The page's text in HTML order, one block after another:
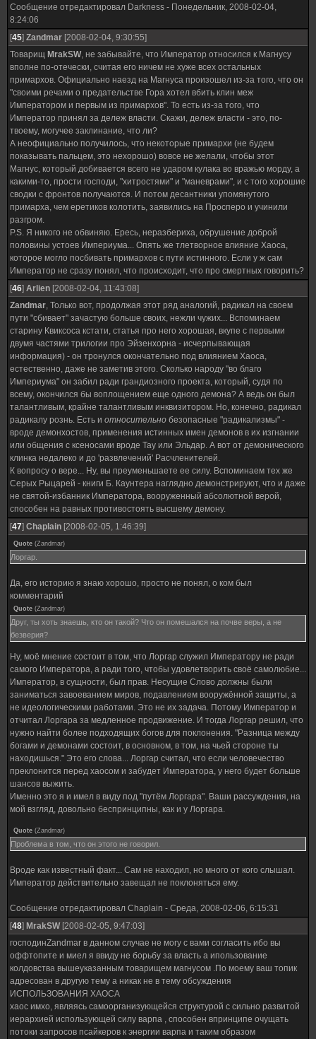
Сообщение отредактировал Darkness - Понедельник, 2008-02-04,
8:24:06
[45] Zandmar [2008-02-04, 9:30:55]
Товарищ MrakSW, не забывайте, что Император относился к Магнусу
вполне по-отечески, считая его ничем не хуже всех остальных
примархов. Официально наезд на Магнуса произошел из-за того, что он
"своими речами о предательстве Гора хотел вбить клин меж
Императором и первым из примархов". То есть из-за того, что
Император принял за дележ власти. Скажи, дележ власти - это, по-
твоему, могучее заклинание, что ли?
А неофициально получилось, что некоторые примархи (не будем
показывать пальцем, это нехорошо) вовсе не желали, чтобы этот
Магнус, который добивается всего не ударом кулака во вражью морду, а
какими-то, прости господи, "хитростями" и "маневрами", и с того хорошие
сводки с фронтов получаются. И потом десантники упомянутого
примарха, чем еретиков колотить, заявились на Просперо и учинили
разгром.
P.S. Я никого не обвиняю. Ересь, неразбериха, обрушение доброй
половины устоев Империума... Опять же тлетворное влияние Хаоса,
которое могло посбивать примархов с пути истинного. Если у ж сам
Император не сразу понял, что происходит, что про смертных говорить?
[46] Arlien [2008-02-04, 11:43:08]
Zandmar, Только вот, продолжая этот ряд аналогий, радикал на своем
пути "сбивает" зачастую больше своих, нежли чужих... Вспоминаем
старину Квиксоса кстати, статья про него хорошая, вкупе с первыми
двумя частями трилогии про Эйзенхорна - исчерпывающая
информация) - он тронулся окончательно под влиянием Хаоса,
естественно, даже не заметив этого. Сколько народу "во благо
Империума" он забил ради грандиозного проекта, который, судя по
всему, окончился бы воплощением еще одного демона? А ведь он был
талантливым, крайне талантливым инквизитором. Но, конечно, радикал
радикалу рознь. Есть и относительно безопасные "радикализмы" -
вроде демонхостов, применения истинных имен демонов в их изгнании
или общения с ксеносами вроде Тау или Эльдар. А вот от демонического
клинка недалеко и до 'развлечений' Расчленителей.
К вопросу о вере... Ну, вы преуменьшаете ее силу. Вспоминаем тех же
Серых Рыцарей - книги Б. Каунтера наглядно демонстрируют, что и даже
не святой-избанник Императора, вооруженный абсолютной верой,
способен на равных противостоять высшему демону.
[47] Chaplain [2008-02-05, 1:46:39]
Quote (Zandmar)
Лоргар.
Да, его историю я знаю хорошо, просто не понял, о ком был
комментарий
Quote (Zandmar)
Друг, ты хоть знаешь, кто он такой? Что он помешался на почве веры, а не
безверия?
Ну, моё мнение состоит в том, что Лоргар служил Императору не ради
самого Императора, а ради того, чтобы удовлетворить своё самолюбие...
Император, в сущности, был прав. Несущие Слово должны были
заниматься завоеванием миров, подавлением вооружённой защиты, а
не идеологическими работами. Это не их задача. Потому Император и
отчитал Лоргара за медленное продвижение. И тогда Лоргар решил, что
нужно найти более подходящих богов для поклонения. "Разница между
богами и демонами состоит, в основном, в том, на чьей стороне ты
находишься." Это его слова... Лоргар считал, что если человечество
преклонится перед хаосом и забудет Императора, у него будет больше
шансов выжить.
Именно это я и имел в виду под "путём Лоргара". Ваши рассуждения, на
мой взгляд, довольно беспринципны, как и у Лоргара.
Quote (Zandmar)
Проблема в том, что он этого не говорил.
Вроде как известный факт... Сам не находил, но много от кого слышал.
Император действительно завещал не поклоняться ему.
Сообщение отредактировал Chaplain - Среда, 2008-02-06, 6:15:31
[48] MrakSW [2008-02-05, 9:47:03]
господинZandmar в данном случае не могу с вами согласить ибо вы
оффтопите и миел я ввиду не борьбу за власть а ипользование
колдовства вышеуказанным товарищем магнусом .По моему ваш топик
адресован в другую тему а никак не в тему обсуждения
ИСПОЛЬЗОВАНИЯ ХАОСА
хаос имхо, являясь самоорганизующейся структурой с сильно развитой
иерархией использующей силу варпа , способен впринципе очущать
потоки запросов псайкеров к энергии варпа и таким образом